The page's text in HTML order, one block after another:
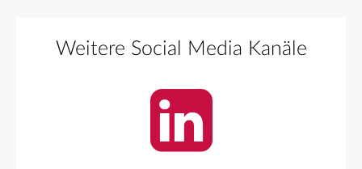
Weitere Social Media Kanäle